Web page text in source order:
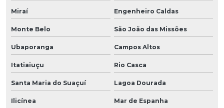
Miraí Engenheiro Caldas
Monte Belo São João das Missões
Ubaporanga Campos Altos
Itatiaiuçu Rio Casca
Santa Maria do Suaçuí Lagoa Dourada
Ilicínea Mar de Espanha